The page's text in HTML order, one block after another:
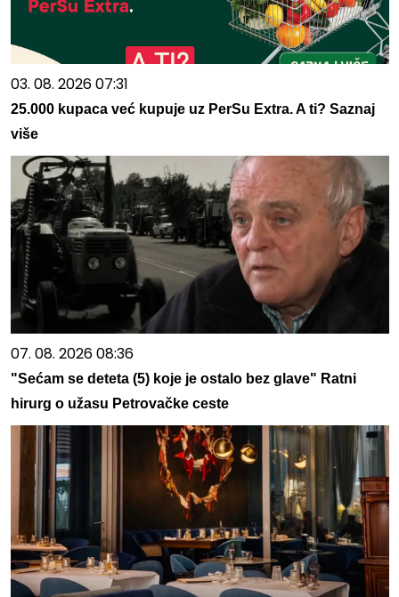
03. 08. 2026 07:31
25.000 kupaca već kupuje uz PerSu Extra. A ti? Saznaj
više
07. 08. 2026 08:36
"Sećam se deteta (5) koje je ostalo bez glave" Ratni
hirurg o užasu Petrovačke ceste